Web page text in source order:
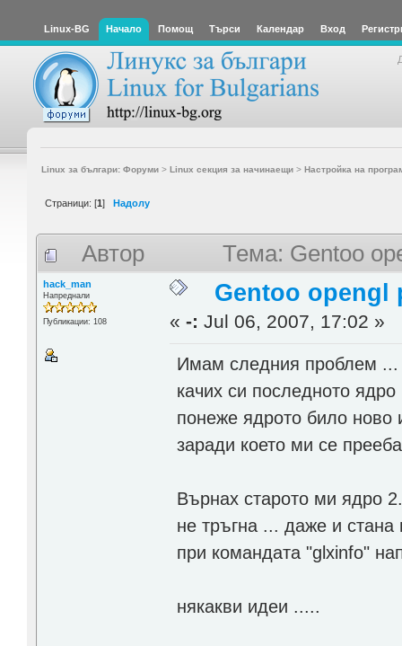
Linux-BG Начало Помощ Търси Календар Вход
Linux за българи: Форуми> Linux секция за начинаещи> Настройка на
Страници: [1] Надолу
Автор Тема: Gentoo
hack_man
Напреднали
Публикации: 108
Gentoo opengl
«-: Jul 06, 2007, 17:02 »
Имам следния проблем ...
качих си последното
понеже ядрото било
заради което ми се
Върнах старото ми ядро
не тръгна ... даже и стана
при командата "glxinfo"
някакви идеи .....